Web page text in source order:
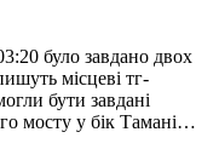
було завдано двох
місцеві тг-
бути завдані
мосту у бік Тамані…